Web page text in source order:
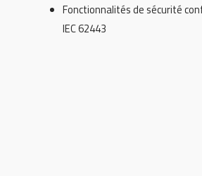
Fonctionnalités de sécurité
IEC 62443